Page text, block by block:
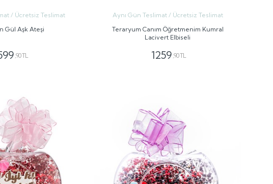
/ Ücretsiz Teslimat
Gül Aşk Ateşi
,90 TL
Aynı Gün Teslimat / Ücretsiz Teslimat
Teraryum Canım Öğretmenim Kumral
Lacivert Elbiseli
1259 ,90 TL